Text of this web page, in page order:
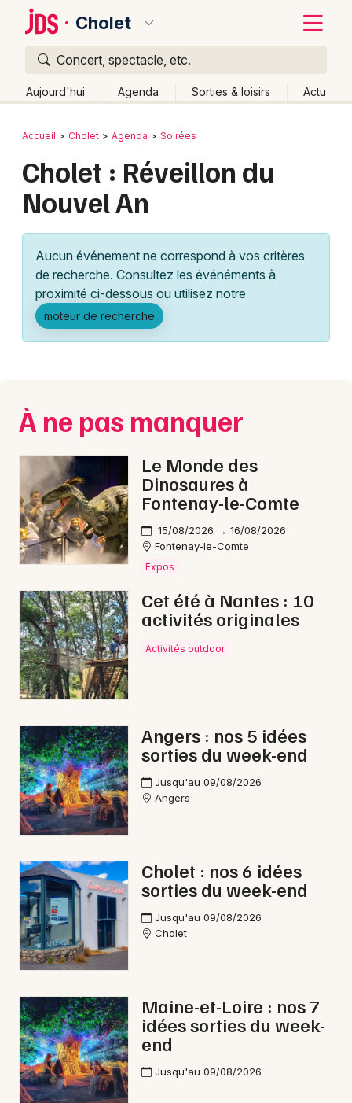
Cholet
Concert, spectacle, etc.
Aujourd'hui Agenda Sorties & loisirs Actu
Publier un événement
Grands événements
Activité & Expérience
Manifestations
Foires & salons
Concerts
Sports
Soirées
Sorties famille
Sorties & loisirs
Nouvel An dans le Maine-et-Loire
Nouvel An dans les Pays de la Loire
Newsletter des sorties
Artistes en tournée
Actus à Cholet
Magazine à Cholet
49 - Maine-et-Loire
Choisir mes départements
Bordeaux
Colmar
Lille
Lyon
Marseille
Mulhouse
Nice
Paris
Strasbourg
Toulouse
Toutes les villes
Retour
Accueil Cholet Agenda Soirées
Cholet : Réveillon du
Nouvel An
Aucun événement ne correspond à vos critères
de recherche. Consultez les événéments à
proximité ci-dessous ou utilisez notre
moteur de recherche
À ne pas manquer
Le Monde des
Dinosaures à
Fontenay-le-Comte
15/08/2026 → 16/08/2026
Fontenay-le-Comte
Expos
Cet été à Nantes : 10
activités originales
Activités outdoor
Angers : nos 5 idées
sorties du week-end
Jusqu'au 09/08/2026
Angers
Cholet : nos 6 idées
sorties du week-end
Jusqu'au 09/08/2026
Cholet
Maine-et-Loire : nos 7
idées sorties du week-
end
Jusqu'au 09/08/2026
Quoi ?
Où ?
Pays de la Loire
Partout Près de moi Changer de lieu
Quand ?
Aujourd'hui
Demain Ce week-end Autre